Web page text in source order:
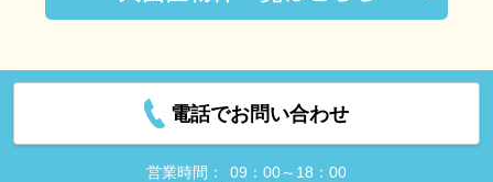
電話でお問い合わせ
営業時間：
09：00～18：00